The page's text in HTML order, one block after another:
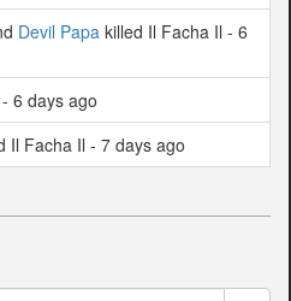
Devil Papa killed Il Facha Il - 6
6 days ago
Il Facha Il - 7 days ago